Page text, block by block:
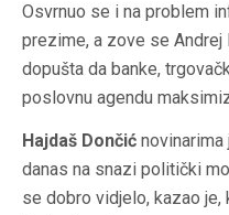
Osvrnuo se i na problem
prezime, a zove se
dopušta da banke,
poslovnu agendu
Hajdaš Dončić novinarima
danas na snazi politički
se dobro vidjelo, kazao